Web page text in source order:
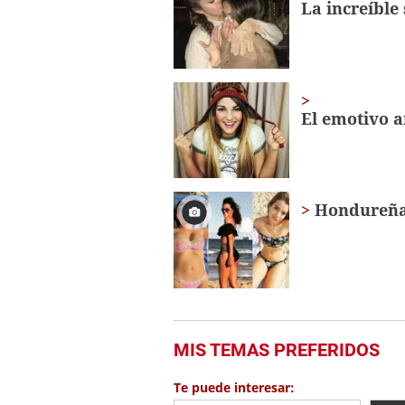
0%
La increíble
El emotivo
MIS TEMAS PREFERIDOS
Te puede interesar: